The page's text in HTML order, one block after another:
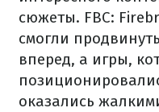
сюжеты. FBC:
смогли
вперед, а игры,
оказались